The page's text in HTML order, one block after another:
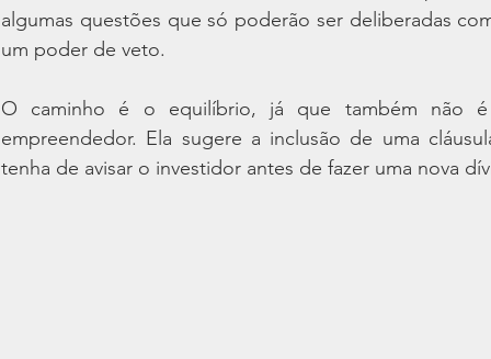
algumas questões que só poderão ser deliberadas
um poder de veto.
O caminho é o equilíbrio, já que também não
empreendedor. Ela sugere a inclusão de uma
tenha de avisar o investidor antes de fazer uma nova